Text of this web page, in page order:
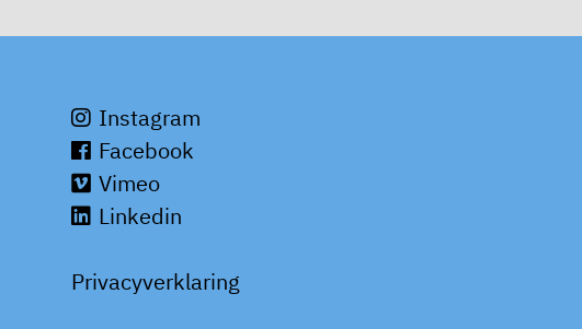
Instagram
Facebook
Vimeo
Linkedin
Privacyverklaring